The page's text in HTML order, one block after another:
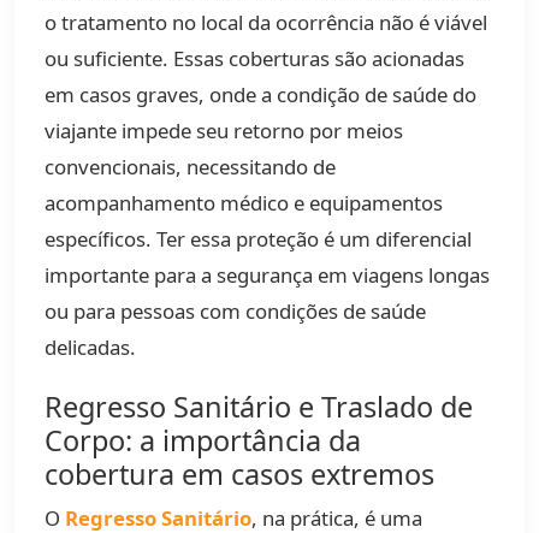
o tratamento no local da ocorrência não é viável
ou suficiente. Essas coberturas são acionadas
em casos graves, onde a condição de saúde do
viajante impede seu retorno por meios
convencionais, necessitando de
acompanhamento médico e equipamentos
específicos. Ter essa proteção é um diferencial
importante para a segurança em viagens longas
ou para pessoas com condições de saúde
delicadas.
Regresso Sanitário e Traslado de
Corpo: a importância da
cobertura em casos extremos
O Regresso Sanitário, na prática, é uma